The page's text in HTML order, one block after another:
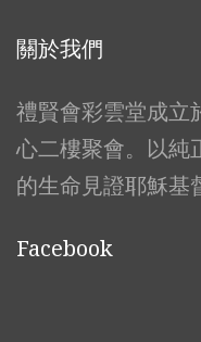
關於我們
禮賢會彩雲堂成立
心二樓聚會。以純
的生命見證耶穌基
Facebook